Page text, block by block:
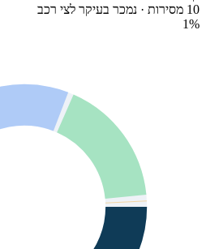
10 מסירות · נמכר בעיקר לצי רכב
1%